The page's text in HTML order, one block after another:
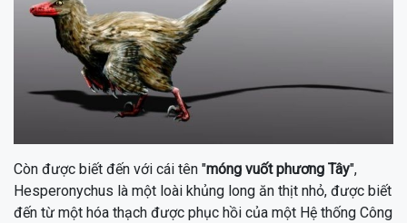
Còn được biết đến với cái tên "móng vuốt phương Tây",
Hesperonychus là một loài khủng long ăn thịt nhỏ, được biết
đến từ một hóa thạch được phục hồi của một Hệ thống Công